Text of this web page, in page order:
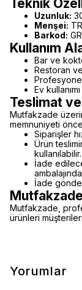
Teknik
Uzunluk:
Menşei: TR
Barkod:
Kullanım
Bar ve
Restoran
Ev kullanımı
Teslimat
Mutfakzade
memnuniyeti
Siparişler
Ürün
kullanılabilir.
İade
İade
Mutfakzade,
ürünleri
Yorumlar